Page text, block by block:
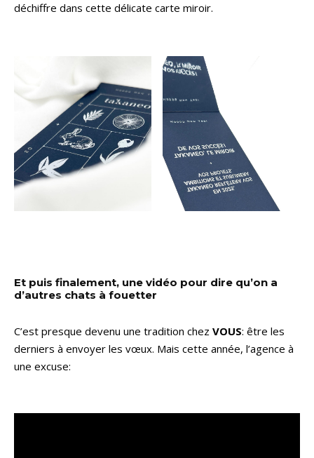
déchiffre dans cette délicate carte miroir.
Et puis finalement, une vidéo pour dire qu’on a
d’autres chats à fouetter
C’est presque devenu une tradition chez VOUS: être les
derniers à envoyer les vœux. Mais cette année, l’agence à
une excuse: